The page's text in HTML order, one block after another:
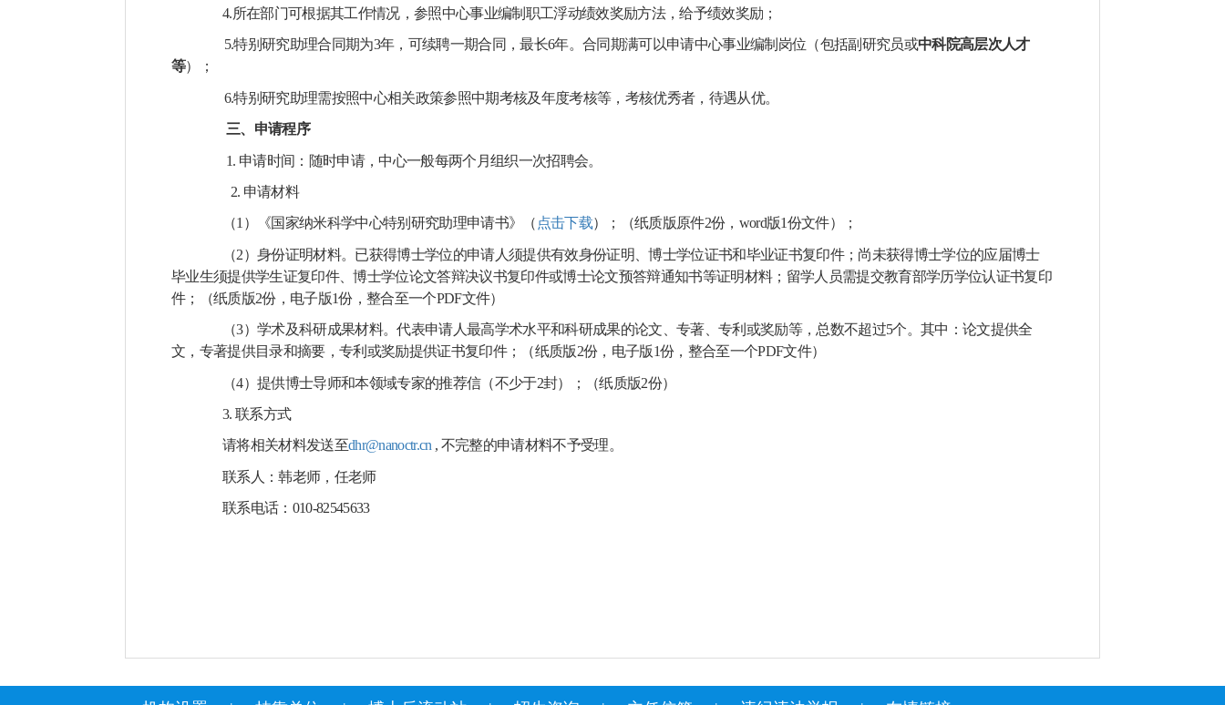
4.所在部门可根据其工作情况，参照中心事业编制职工浮动绩效奖励方法，给予绩效奖励；
5.特别研究助理合同期为3年，可续聘一期合同，最长6年。合同期满可以申请中心事业编制岗位（包括副研究员或中科院高层次人才
等）；
6.特别研究助理需按照中心相关政策参照中期考核及年度考核等，考核优秀者，待遇从优。
三、申请程序
1. 申请时间：随时申请，中心一般每两个月组织一次招聘会。
2. 申请材料
（1）《国家纳米科学中心特别研究助理申请书》（ 点击下载）；（纸质版原件2份， word版1份文件）；
（2）身份证明材料。已获得博士学位的申请人须提供有效身份证明、博士学位证书和毕业证书复印件；尚未获得博士学位的应届博士
毕业生须提供学生证复印件、博士学位论文答辩决议书复印件或博士论文预答辩通知书等证明材料；留学人员需提交教育部学历学位认证书复印
件；（纸质版2份，电子版1份，整合至一个PDF文件）
（3）学术及科研成果材料。代表申请人最高学术水平和科研成果的论文、专著、专利或奖励等，总数不超过5个。其中：论文提供全
文，专著提供目录和摘要，专利或奖励提供证书复印件；（纸质版2份，电子版1份，整合至一个PDF文件）
（4）提供博士导师和本领域专家的推荐信（不少于2封）；（纸质版2份）
3. 联系方式
请将相关材料发送至dhr@nanoctr.cn , 不完整的申请材料不予受理。
联系人：韩老师，任老师
联系电话： 010-82545633